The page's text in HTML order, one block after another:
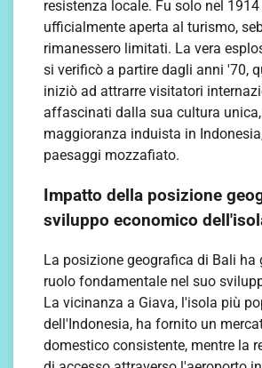
resistenza locale. Fu solo nel
ufficialmente aperta al turismo,
rimanessero limitati. La vera
si verificò a partire dagli anni '70,
iniziò ad attrarre visitatori
affascinati dalla sua cultura
maggioranza induista in
paesaggi mozzafiato.
Impatto della posizione
sviluppo economico
La posizione geografica di Bali ha
ruolo fondamentale nel suo
La vicinanza a Giava, l'isola più
dell'Indonesia, ha fornito un
domestico consistente, mentre la